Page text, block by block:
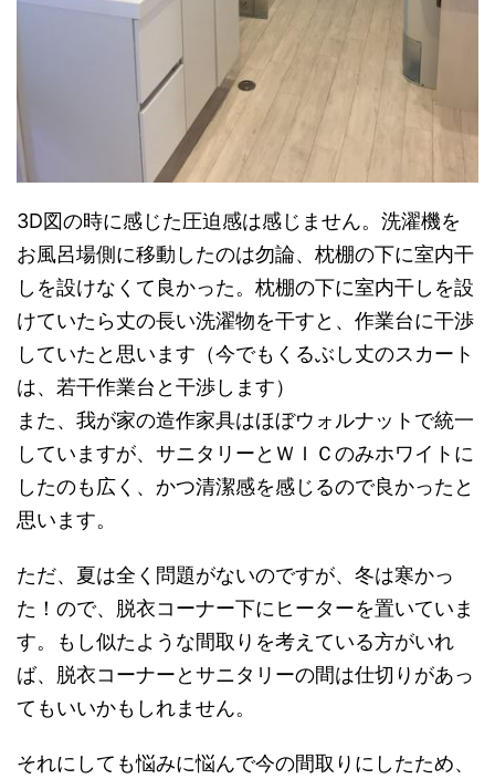
3D図の時に感じた圧迫感は感じません。洗濯機を
お風呂場側に移動したのは勿論、枕棚の下に室内干
しを設けなくて良かった。枕棚の下に室内干しを設
けていたら丈の長い洗濯物を干すと、作業台に干渉
していたと思います（今でもくるぶし丈のスカート
は、若干作業台と干渉します）
また、我が家の造作家具はほぼウォルナットで統一
していますが、サニタリーとＷＩＣのみホワイトに
したのも広く、かつ清潔感を感じるので良かったと
思います。
ただ、夏は全く問題がないのですが、冬は寒かっ
た！ので、脱衣コーナー下にヒーターを置いていま
す。もし似たような間取りを考えている方がいれ
ば、脱衣コーナーとサニタリーの間は仕切りがあっ
てもいいかもしれません。
それにしても悩みに悩んで今の間取りにしたため、